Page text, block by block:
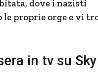
dove i nazisti
le proprie orge e vi
in tv su Sky